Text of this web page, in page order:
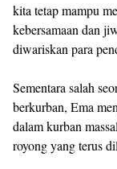
kita tetap mampu
kebersamaan dan
diwariskan para
Sementara salah
berkurban, Ema
dalam kurban
royong yang terus